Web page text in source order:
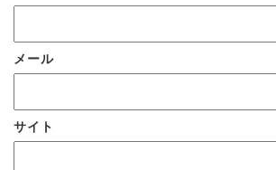
メール
サイト